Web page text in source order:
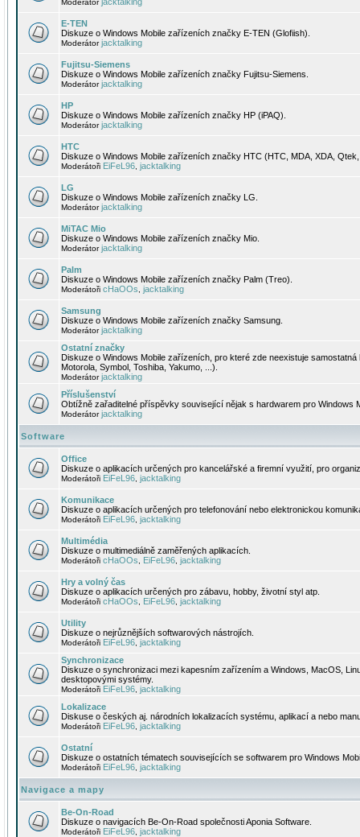
Moderátor
E-TEN
Diskuze o Windows Mobile zařízeních značky E-TEN (Glofiish).
Moderátorjacktalking
Fujitsu-Siemens
Diskuze o Windows Mobile zařízeních značky Fujitsu-Siemens.
Moderátorjacktalking
HP
Diskuze o Windows Mobile zařízeních značky HP (iPAQ).
Moderátorjacktalking
HTC
Diskuze o Windows Mobile zařízeních značky HTC (HTC, MDA, XDA,
Moderátoři EiFeL96 jacktalking
LG
Diskuze o Windows Mobile zařízeních značky LG.
Moderátorjacktalking
MiTAC Mio
Diskuze o Windows Mobile zařízeních značky Mio.
Moderátorjacktalking
Palm
Diskuze o Windows Mobile zařízeních značky Palm (Treo).
Moderátoři cHaOOs jacktalking
Samsung
Diskuze o Windows Mobile zařízeních značky Samsung.
Moderátorjacktalking
Ostatní značky
Diskuze o Windows Mobile zařízeních, pro které zde neexistuje
Motorola, Symbol, Toshiba, Yakumo, ...).
Moderátorjacktalking
Příslušenství
Obtížně zařaditelné příspěvky související nějak s hardwarem pro Windows
Moderátorjacktalking
Software
Office
Diskuze o aplikacích určených pro kancelářské a firemní využití, pro
Moderátoři EiFeL96 jacktalking
Komunikace
Diskuze o aplikacích určených pro telefonování nebo elektronickou
Moderátoři EiFeL96 jacktalking
Multimédia
Diskuze o multimediálně zaměřených aplikacích.
Moderátoři cHaOOs EiFeL96 jacktalking
Hry a volný čas
Diskuze o aplikacích určených pro zábavu, hobby, životní styl atp.
Moderátoři cHaOOs EiFeL96 jacktalking
Utility
Diskuze o nejrůznějších softwarových nástrojích.
Moderátoři EiFeL96 jacktalking
Synchronizace
Diskuze o synchronizaci mezi kapesním zařízením a Windows, MacOS,
desktopovými systémy.
Moderátoři EiFeL96 jacktalking
Lokalizace
Diskuse o českých aj. národních lokalizacích systému, aplikací a nebo
Moderátoři EiFeL96 jacktalking
Ostatní
Diskuze o ostatních tématech souvisejících se softwarem pro Windows
Moderátoři EiFeL96 jacktalking
Navigace a mapy
Be-On-Road
Diskuze o navigacích Be-On-Road společnosti Aponia Software.
Moderátoři EiFeL96 jacktalking